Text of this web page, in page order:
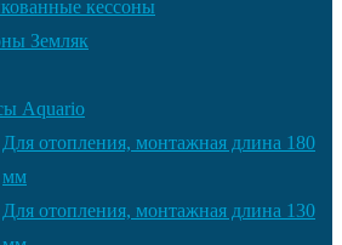
кессоны
Земляк
Aquario
Для отопления, монтажная длина 180
мм
Для отопления, монтажная длина 130